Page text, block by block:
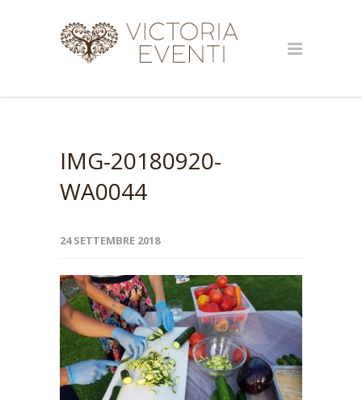
IMG-20180920-
WA0044
24 SETTEMBRE 2018